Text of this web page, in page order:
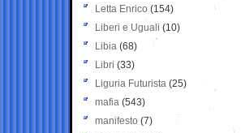
Letta Enrico (154)
Liberi e Uguali (10)
Libia (68)
Libri (33)
Liguria Futurista (25)
mafia (543)
manifesto (7)